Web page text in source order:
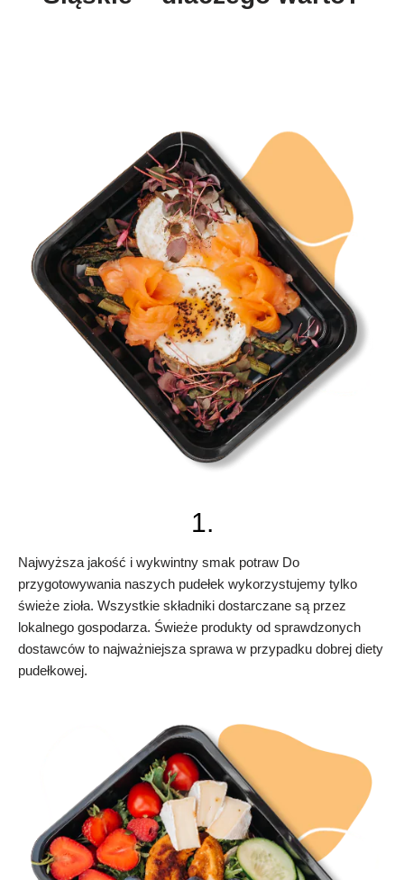
1.
Najwyższa jakość i wykwintny smak potraw Do
przygotowywania naszych pudełek wykorzystujemy tylko
świeże zioła. Wszystkie składniki dostarczane są przez
lokalnego gospodarza. Świeże produkty od sprawdzonych
dostawców to najważniejsza sprawa w przypadku dobrej diety
pudełkowej.